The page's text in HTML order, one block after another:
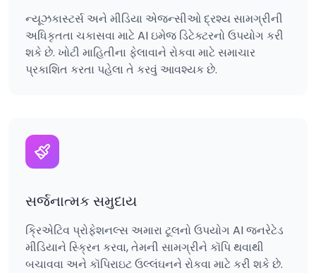
ન્યૂઝકાસ્ટર્સ અને મીડિયા એજન્સીઓ દ્રશ્ય સામગ્રીની
અધિકૃતતા ચકાસવા માટે AI ઇમેજ ડિટેક્ટરનો ઉપયોગ કરી
શકે છે. ખોટી માહિતીના ફેલાવાને રોકવા માટે સમાચાર
પ્રકાશિત કરતા પહેલા તે કરવું આવશ્યક છે.
સર્જનાત્મક સમુદાય
ક્રિએટિવ પ્રોફેશનલ્સ અમારા ટૂલનો ઉપયોગ AI જનરેટેડ
મીડિયાને સ્ક્રિન કરવા, તેમની સામગ્રીને કૉપિ થવાથી
બચાવવા અને કૉપિરાઇટ ઉલ્લંઘનને રોકવા માટે કરી શકે છે.